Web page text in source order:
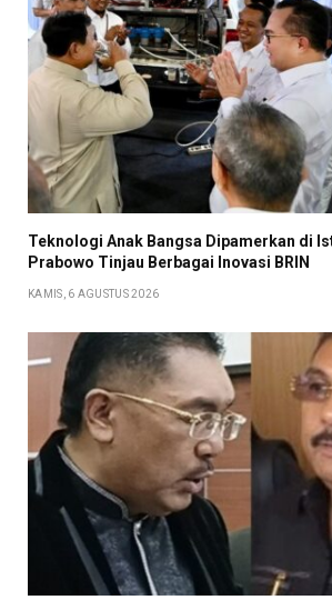
Teknologi Anak Bangsa Dipamerkan di
Prabowo Tinjau Berbagai Inovasi BRIN
KAMIS, 6 AGUSTUS 2026